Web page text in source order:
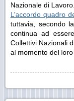
Nazionale di Lavoro.
L’accordo quadro
tuttavia, secondo
continua ad
Collettivi Nazionali
al momento del loro